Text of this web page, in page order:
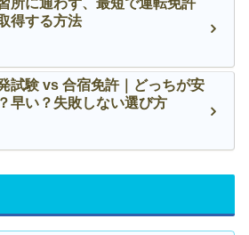
得する方法
試験 vs 合宿免許｜どっちが安
早い？失敗しない選び方